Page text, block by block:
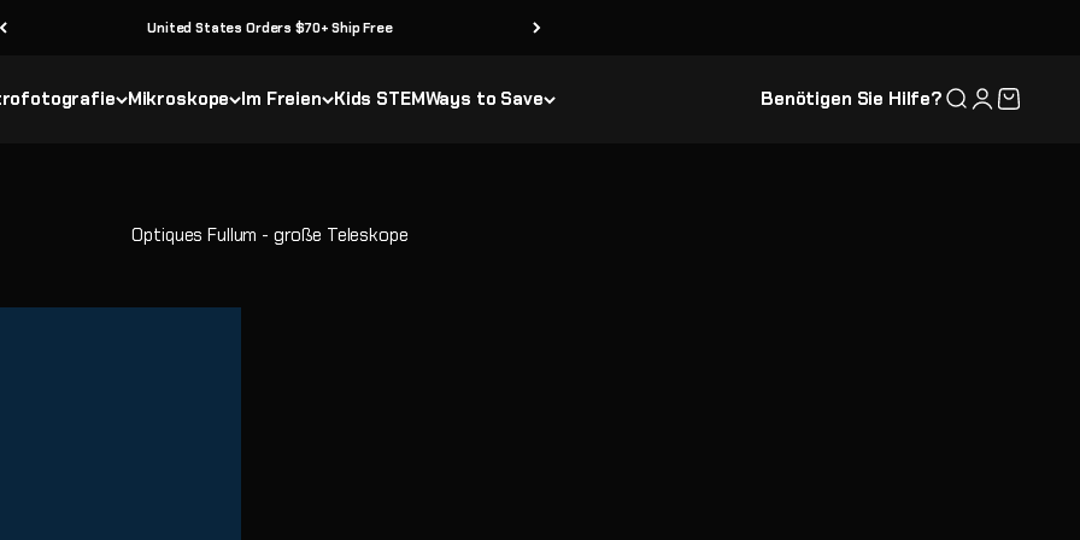
United States Orders $70+ Ship Free
Mikroskope Im Freien Kids STEMWays to Save Benötigen Sie Hilfe? SucheAnmelden
Warenkorb
Optiques Fullum - große Teleskope